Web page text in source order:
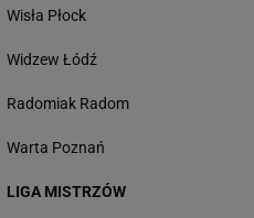
Wisła Płock
Widzew Łódź
Radomiak Radom
Warta Poznań
LIGA MISTRZÓW